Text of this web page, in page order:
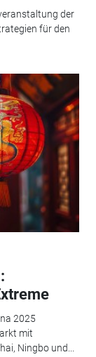
der
für den
2025
mit
Ningbo und...